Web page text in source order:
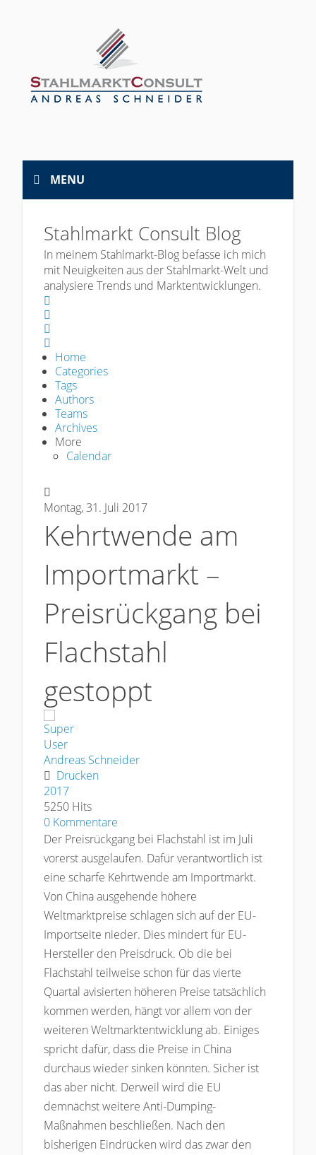
MENU
Stahlmarkt Consult Blog
In meinem Stahlmarkt-Blog befasse ich mich
mit Neuigkeiten aus der Stahlmarkt-Welt und
analysiere Trends und Marktentwicklungen.
Home
Categories
Tags
Authors
Teams
Archives
More
Calendar
Montag, 31. Juli 2017
Kehrtwende am
Importmarkt –
Preisrückgang bei
Flachstahl
gestoppt
Andreas Schneider
Drucken
2017
5250 Hits
0 Kommentare
Der Preisrückgang bei Flachstahl ist im Juli
vorerst ausgelaufen. Dafür verantwortlich ist
eine scharfe Kehrtwende am Importmarkt.
Von China ausgehende höhere
Weltmarktpreise schlagen sich auf der EU-
Importseite nieder. Dies mindert für EU-
Hersteller den Preisdruck. Ob die bei
Flachstahl teilweise schon für das vierte
Quartal avisierten höheren Preise tatsächlich
kommen werden, hängt vor allem von der
weiteren Weltmarktentwicklung ab. Einiges
spricht dafür, dass die Preise in China
durchaus wieder sinken könnten. Sicher ist
das aber nicht. Derweil wird die EU
demnächst weitere Anti-Dumping-
Maßnahmen beschließen. Nach den
bisherigen Eindrücken wird das zwar den